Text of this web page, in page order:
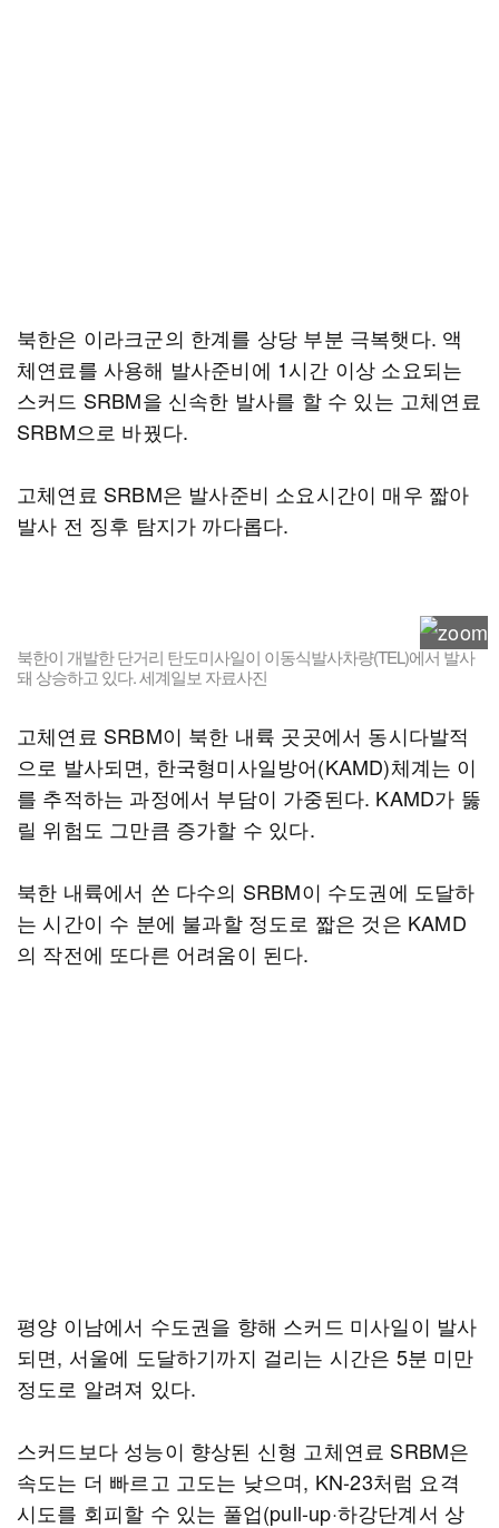
북한은 이라크군의 한계를 상당 부분 극복햇다. 액
체연료를 사용해 발사준비에 1시간 이상 소요되는
스커드 SRBM을 신속한 발사를 할 수 있는 고체연료
SRBM으로 바꿨다.
고체연료 SRBM은 발사준비 소요시간이 매우 짧아
발사 전 징후 탐지가 까다롭다.
북한이 개발한 단거리 탄도미사일이 이동식발사차량(TEL)에서 발사
돼 상승하고 있다. 세계일보 자료사진
고체연료 SRBM이 북한 내륙 곳곳에서 동시다발적
으로 발사되면, 한국형미사일방어(KAMD)체계는 이
를 추적하는 과정에서 부담이 가중된다. KAMD가 뚫
릴 위험도 그만큼 증가할 수 있다.
북한 내륙에서 쏜 다수의 SRBM이 수도권에 도달하
는 시간이 수 분에 불과할 정도로 짧은 것은 KAMD
의 작전에 또다른 어려움이 된다.
평양 이남에서 수도권을 향해 스커드 미사일이 발사
되면, 서울에 도달하기까지 걸리는 시간은 5분 미만
정도로 알려져 있다.
스커드보다 성능이 향상된 신형 고체연료 SRBM은
속도는 더 빠르고 고도는 낮으며, KN-23처럼 요격
시도를 회피할 수 있는 풀업(pull-up·하강단계서 상